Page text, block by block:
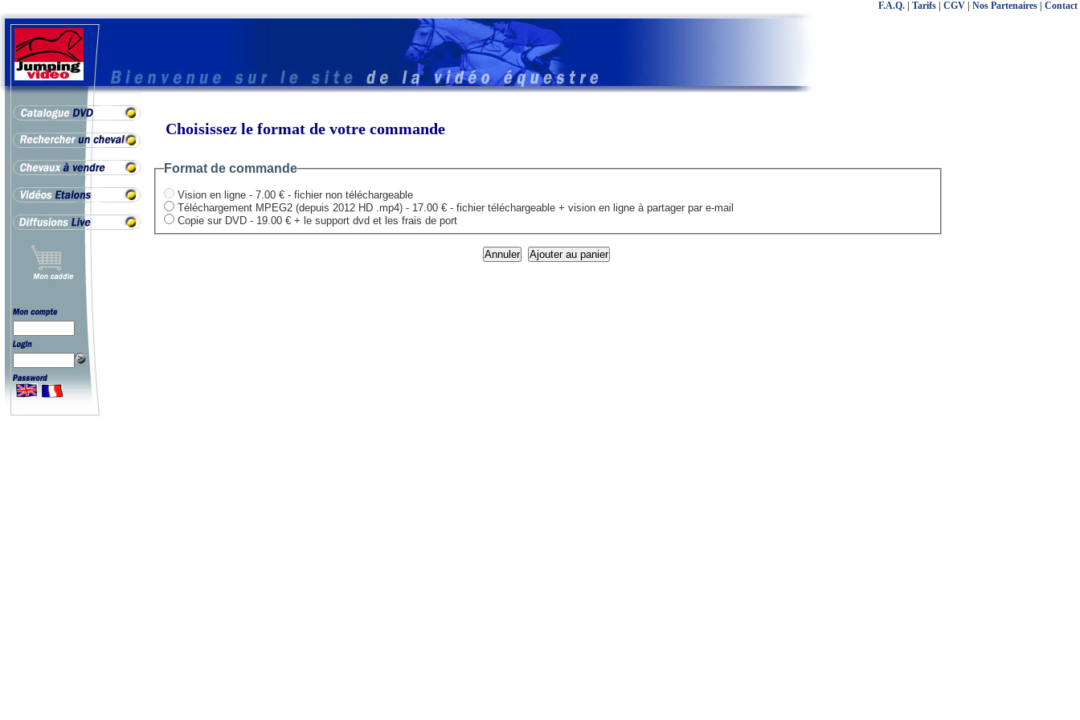
F.A.Q. Tarifs CGV Nos Partenaires Contact
Choisissez le format de votre commande
Format de commande
Vision en ligne - 7.00 € - fichier non téléchargeable
Téléchargement MPEG2 (depuis 2012 HD .mp4) - 17.00 € - fichier téléchargeable + vision en ligne à partager par e-mail
Copie sur DVD - 19.00 € + le support dvd et les frais de port